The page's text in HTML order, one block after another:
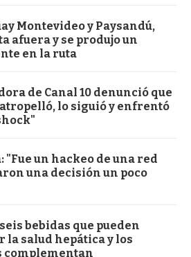
Montevideo y Paysandú,
afuera y se produjo un
en la ruta
de Canal 10 denunció que
lo siguió y enfrentó
"Fue un hackeo de una red
una decisión un poco
bebidas que pueden
la salud hepática y los
complementan